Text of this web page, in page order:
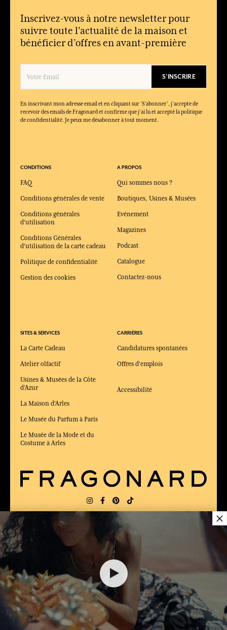
quotidien qu’aux moments plus habillés.
La collection convient-elle comme idée cadeau ?
Oui, son caractère marqué et élégant en fait un choix sûr pour
Inscrivez-vous à notre newsletter pour
suivre toute l'actualité de la maison et
bénéficier d’offres en avant-première
S'INSCRIRE
En inscrivant mon adresse email et en cliquant sur ‘S’abonner’, j'accepte de
recevoir des emails de Fragonard et confirme que j'ai lu et accepté la politique
de confidentialité. Je peux me désabonner à tout moment.
CONDITIONS
FAQ
Conditions générales de vente
Conditions générales
d'utilisation
Conditions Générales
d'utilisation de la carte cadeau
Politique de confidentialité
Gestion des cookies
SITES & SERVICES
La Carte Cadeau
Atelier olfactif
Usines & Musées de la Côte
d'Azur
La Maison d'Arles
Le Musée du Parfum à Paris
Le Musée de la Mode et du
Costume à Arles
A PROPOS
Qui sommes nous ?
Boutiques, Usines & Musées
Evénement
Magazines
Podcast
Catalogue
Contactez-nous
CARRIÈRES
Candidatures spontanées
Offres d'emplois
Accessibilité
LIVRAISON: FR LANGUE:
ÉLU MEILLEUR SITE DE COMMERCE
en ligne 2025 par le magazine Capital
×